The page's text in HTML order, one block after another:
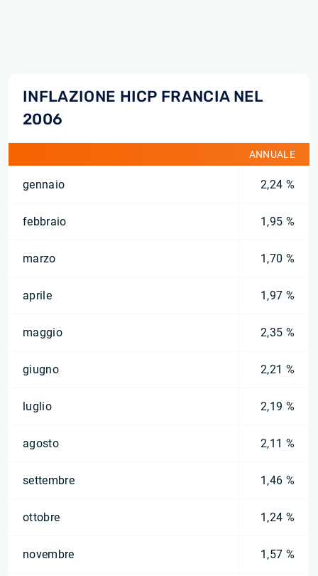
INFLAZIONE HICP FRANCIA NEL
2006
ANNUALE
gennaio 2,24 %
febbraio 1,95 %
marzo 1,70 %
aprile 1,97 %
maggio 2,35 %
giugno 2,21 %
luglio 2,19 %
agosto 2,11 %
settembre 1,46 %
ottobre 1,24 %
novembre 1,57 %